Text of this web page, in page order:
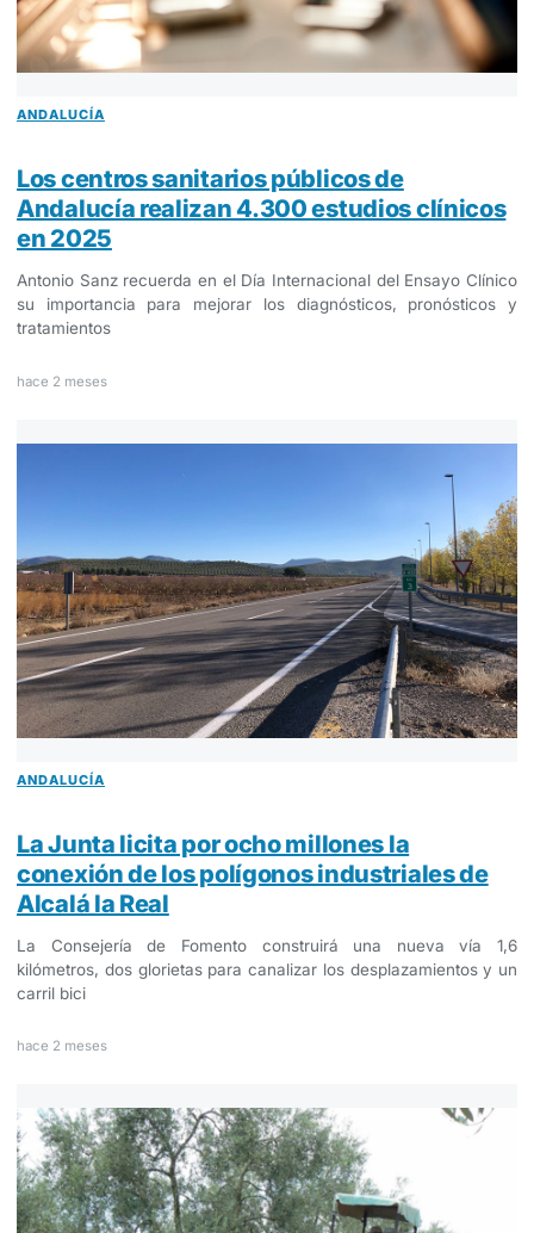
ANDALUCÍA
Los centros sanitarios públicos de
Andalucía realizan 4.300 estudios clínicos
en 2025
Antonio Sanz recuerda en el Día Internacional del Ensayo Clínico
su importancia para mejorar los diagnósticos, pronósticos y
tratamientos
hace 2 meses
ANDALUCÍA
La Junta licita por ocho millones la
conexión de los polígonos industriales de
Alcalá la Real
La Consejería de Fomento construirá una nueva vía 1,6
kilómetros, dos glorietas para canalizar los desplazamientos y un
carril bici
hace 2 meses